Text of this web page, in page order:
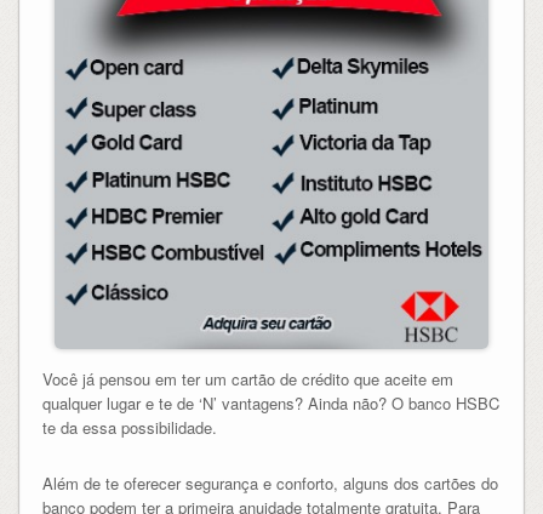
Você já pensou em ter um cartão de crédito que aceite em
qualquer lugar e te de ‘N’ vantagens? Ainda não? O banco HSBC
te da essa possibilidade.
Além de te oferecer segurança e conforto, alguns dos cartões do
banco podem ter a primeira anuidade totalmente gratuita. Para